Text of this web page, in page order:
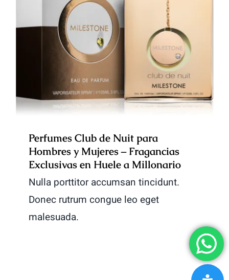
Perfumes Club de Nuit para
Hombres y Mujeres – Fragancias
Exclusivas en Huele a Millonario
Perfumes Club de Nuit para
Hombres y Mujeres – Fragancias
Exclusivas en Huele a Millonario
Nulla porttitor accumsan tincidunt.
Donec rutrum congue leo eget
malesuada.